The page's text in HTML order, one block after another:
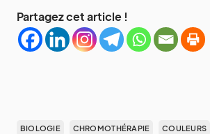
Partagez cet article !
BIOLOGIE CHROMOTHÉRAPIE COULEURS